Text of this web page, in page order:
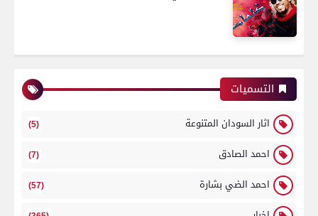
التسميات
اثار السودان المتنوعة (5)
احمد الصادق (7)
احمد الضي بشارة (57)